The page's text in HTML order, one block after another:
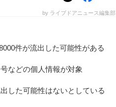
by ライブドアニュース編集部
件が流出した可能性がある
などの個人情報が対象
した可能性はないとしている